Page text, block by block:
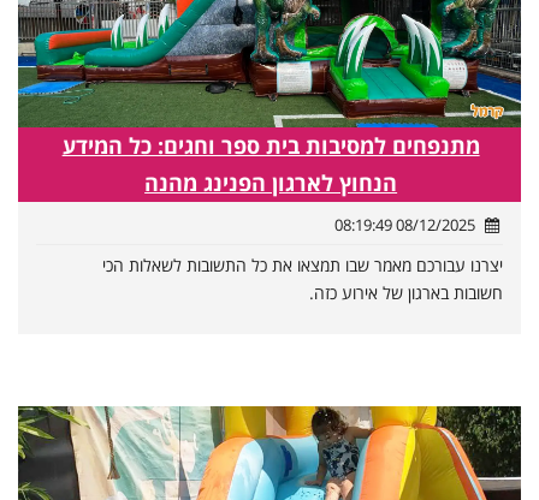
מתנפחים למסיבות בית ספר וחגים: כל המידע
הנחוץ לארגון הפנינג מהנה
08/12/2025 08:19:49
יצרנו עבורכם מאמר שבו תמצאו את כל התשובות לשאלות הכי
חשובות בארגון של אירוע כזה.